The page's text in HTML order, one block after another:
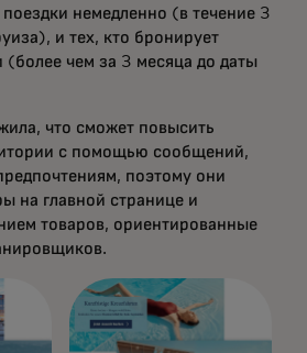
немедленно (в течение 3
и тех, кто бронирует
(более чем за 3 месяца до даты
что сможет повысить
с помощью сообщений,
поэтому они
на главной странице и
товаров, ориентированные